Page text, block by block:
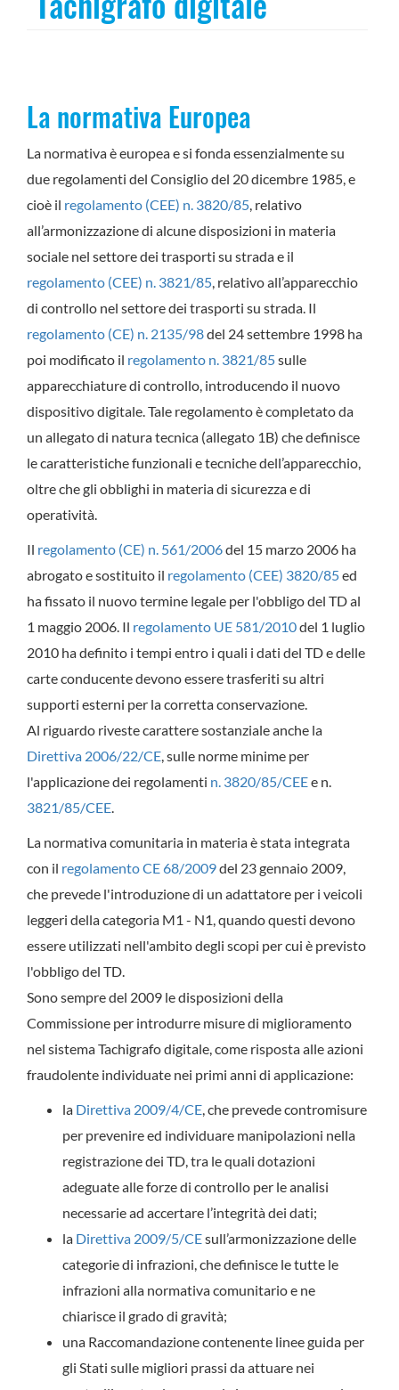
La normativa Europea
La normativa è europea e si fonda essenzialmente su
due regolamenti del Consiglio del 20 dicembre 1985, e
cioè il regolamento (CEE) n. 3820/85, relativo
all’armonizzazione di alcune disposizioni in materia
sociale nel settore dei trasporti su strada e il
regolamento (CEE) n. 3821/85, relativo all’apparecchio
di controllo nel settore dei trasporti su strada. Il
regolamento (CE) n. 2135/98del 24 settembre 1998 ha
poi modificato il regolamento n. 3821/85sulle
apparecchiature di controllo, introducendo il nuovo
dispositivo digitale. Tale regolamento è completato da
un allegato di natura tecnica (allegato 1B) che definisce
le caratteristiche funzionali e tecniche dell’apparecchio,
oltre che gli obblighi in materia di sicurezza e di
operatività.
Il regolamento (CE) n. 561/2006del 15 marzo 2006 ha
abrogato e sostituito il regolamento (CEE) 3820/85ed
ha fissato il nuovo termine legale per l'obbligo del TD al
1 maggio 2006. Il regolamento UE 581/2010del 1 luglio
2010 ha definito i tempi entro i quali i dati del TD e delle
carte conducente devono essere trasferiti su altri
supporti esterni per la corretta conservazione.
Al riguardo riveste carattere sostanziale anche la
Direttiva 2006/22/CE, sulle norme minime per
l'applicazione dei regolamenti n. 3820/85/CEEe n.
3821/85/CEE.
La normativa comunitaria in materia è stata integrata
con il regolamento CE 68/2009del 23 gennaio 2009,
che prevede l'introduzione di un adattatore per i veicoli
leggeri della categoria M1 - N1, quando questi devono
essere utilizzati nell'ambito degli scopi per cui è previsto
l'obbligo del TD.
Sono sempre del 2009 le disposizioni della
Commissione per introdurre misure di miglioramento
nel sistema Tachigrafo digitale, come risposta alle azioni
fraudolente individuate nei primi anni di applicazione:
la Direttiva 2009/4/CE, che prevede contromisure
per prevenire ed individuare manipolazioni nella
registrazione dei TD, tra le quali dotazioni
adeguate alle forze di controllo per le analisi
necessarie ad accertare l’integrità dei dati;
la Direttiva 2009/5/CEsull’armonizzazione delle
categorie di infrazioni, che definisce le tutte le
infrazioni alla normativa comunitario e ne
chiarisce il grado di gravità;
una Raccomandazione contenente linee guida per
gli Stati sulle migliori prassi da attuare nei